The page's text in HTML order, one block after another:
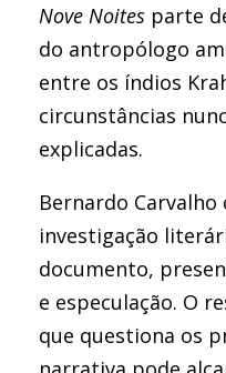
Nove Noites parte
do antropólogo
entre os índios
circunstâncias
explicadas.
Bernardo
investigação
documento,
e especulação. O
que questiona os